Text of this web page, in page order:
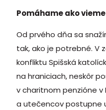
Pomáhame ako vieme
Od prvého dňa sa
tak, ako je potrebné. V
konfliktu Spišská
na hraniciach, neskôr
v charitnom penzióne v
a utečencov postupne